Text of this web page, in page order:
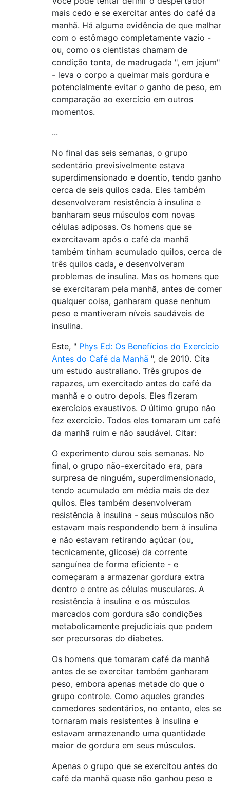
mais cedo e se exercitar antes do café da
manhã. Há alguma evidência de que malhar
com o estômago completamente vazio -
ou, como os cientistas chamam de
condição tonta, de madrugada ", em jejum"
- leva o corpo a queimar mais gordura e
potencialmente evitar o ganho de peso, em
comparação ao exercício em outros
momentos.
...
No final das seis semanas, o grupo
sedentário previsivelmente estava
superdimensionado e doentio, tendo ganho
cerca de seis quilos cada. Eles também
desenvolveram resistência à insulina e
banharam seus músculos com novas
células adiposas. Os homens que se
exercitavam após o café da manhã
também tinham acumulado quilos, cerca de
três quilos cada, e desenvolveram
problemas de insulina. Mas os homens que
se exercitaram pela manhã, antes de comer
qualquer coisa, ganharam quase nenhum
peso e mantiveram níveis saudáveis ​​de
insulina.
Este, " Phys Ed: Os Benefícios do Exercício
Antes do Café da Manhã ", de 2010. Cita
um estudo australiano. Três grupos de
rapazes, um exercitado antes do café da
manhã e o outro depois. Eles fizeram
exercícios exaustivos. O último grupo não
fez exercício. Todos eles tomaram um café
da manhã ruim e não saudável. Citar:
O experimento durou seis semanas. No
final, o grupo não-exercitado era, para
surpresa de ninguém, superdimensionado,
tendo acumulado em média mais de dez
quilos. Eles também desenvolveram
resistência à insulina - seus músculos não
estavam mais respondendo bem à insulina
e não estavam retirando açúcar (ou,
tecnicamente, glicose) da corrente
sanguínea de forma eficiente - e
começaram a armazenar gordura extra
dentro e entre as células musculares. A
resistência à insulina e os músculos
marcados com gordura são condições
metabolicamente prejudiciais que podem
ser precursoras do diabetes.
Os homens que tomaram café da manhã
antes de se exercitar também ganharam
peso, embora apenas metade do que o
grupo controle. Como aqueles grandes
comedores sedentários, no entanto, eles se
tornaram mais resistentes à insulina e
estavam armazenando uma quantidade
maior de gordura em seus músculos.
Apenas o grupo que se exercitou antes do
café da manhã quase não ganhou peso e